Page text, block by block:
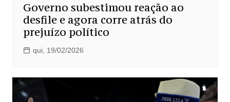
Governo subestimou reação ao
desfile e agora corre atrás do
prejuízo político
qui, 19/02/2026